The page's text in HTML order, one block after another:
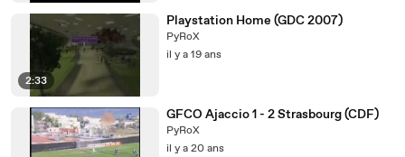
2:33
Playstation Home (GDC 2007)
PyRoX
il y a 19 ans
GFCO Ajaccio 1 - 2 Strasbourg (CDF)
PyRoX
il y a 20 ans